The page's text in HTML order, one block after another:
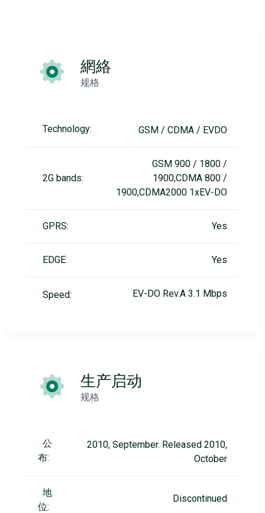
網絡
规格
Technology: GSM / CDMA / EVDO
2G bands:
GSM 900 / 1800 /
1900,CDMA 800 /
1900,CDMA2000 1xEV-DO
GPRS: Yes
EDGE: Yes
Speed: EV-DO Rev.A 3.1 Mbps
生产启动
规格
公
布:
2010, September. Released 2010,
October
地
位:
Discontinued